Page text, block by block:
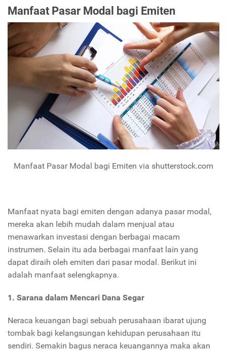
Manfaat Pasar Modal bagi Emiten
Manfaat Pasar Modal bagi Emiten via shutterstock.com
Manfaat nyata bagi emiten dengan adanya pasar modal,
mereka akan lebih mudah dalam menjual atau
menawarkan investasi dengan berbagai macam
instrumen. Selain itu ada berbagai manfaat lain yang
dapat diraih oleh emiten dari pasar modal. Berikut ini
adalah manfaat selengkapnya.
1. Sarana dalam Mencari Dana Segar
Neraca keuangan bagi sebuah perusahaan ibarat ujung
tombak bagi kelangsungan kehidupan perusahaan itu
sendiri. Semakin bagus neraca keuangannya maka akan